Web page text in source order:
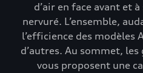
d’air en face avant et
nervuré. L’ensemble,
l’efficience des modèles
d’autres. Au sommet,
vous proposent une